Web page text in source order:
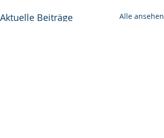
Aktuelle Beiträge Alle ansehen